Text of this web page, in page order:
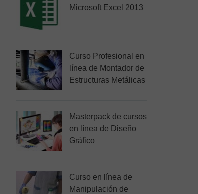
Microsoft Excel 2013
Curso Profesional en
línea de Montador de
Estructuras Metálicas
Masterpack de cursos
en línea de Diseño
Gráfico
Curso en línea de
Manipulación de